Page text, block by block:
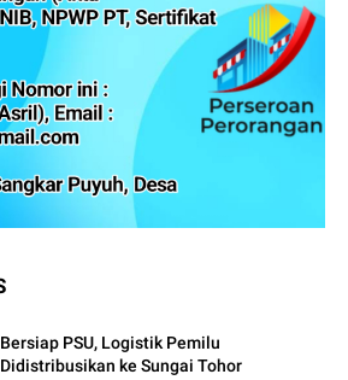
Bersiap PSU, Logistik Pemilu
Didistribusikan ke Sungai Tohor